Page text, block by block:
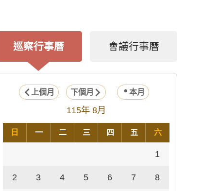
巡察行事曆 會議行事曆
上個月 下個月 本月
115年 8月
日 一 二 三 四 五 六
1
2 3 4 5 6 7 8